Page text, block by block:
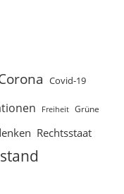
Covid-19
Freiheit Grüne
Rechtsstaat